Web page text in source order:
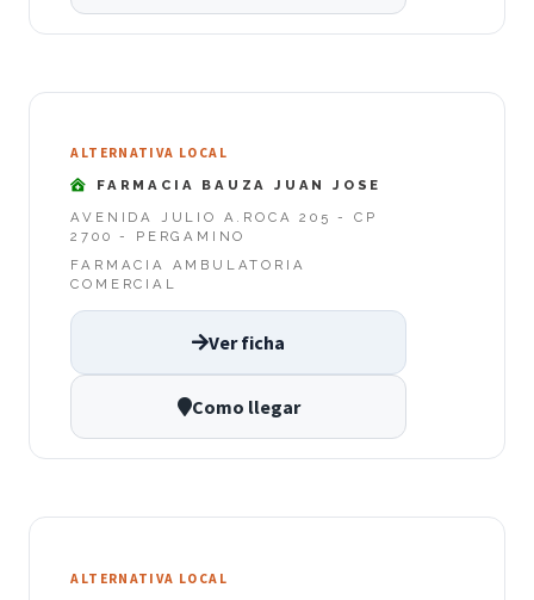
ALTERNATIVA LOCAL
FARMACIA BAUZA JUAN JOSE
AVENIDA JULIO A.ROCA 205 - CP
2700 - PERGAMINO
FARMACIA AMBULATORIA
COMERCIAL
Ver ficha
Como llegar
ALTERNATIVA LOCAL